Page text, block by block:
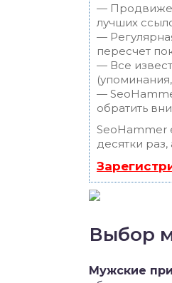
—
лучших
—
пересчет
— Все
—
обратить
SeoHammer
десятки
Выбор
Мужские